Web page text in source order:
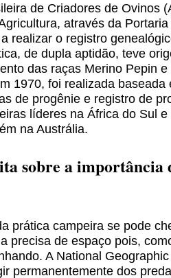
de Criadores de Ovinos
através da
realizar o registro
de dupla aptidão, teve
das raças Merino Pepin e
1970, foi realizada baseada
de progênie e registro de
líderes na África do Sul
na Austrália.
sobre a importância
prática campeira se pode
precisa de espaço pois,
A National
permanentemente dos